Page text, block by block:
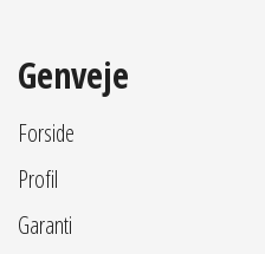
Genveje
Forside
Profil
Garanti